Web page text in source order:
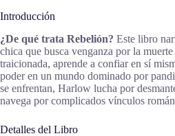
Introducción
¿De qué trata Rebelión? Este libro
chica que busca venganza por la
traicionada, aprende a confiar en sí
poder en un mundo dominado por
se enfrentan, Harlow lucha por
navega por complicados vínculos
Detalles del Libro